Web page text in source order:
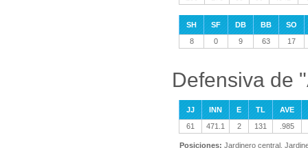
SH SF DB BB
SO
8
0 9 63 17
Defensiva de
JJ INN E TL
AVE
61
471.1 2 131 .985
Posiciones: Jardinero central,